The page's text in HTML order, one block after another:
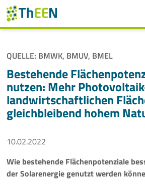
Navigation überspringen
ThEEN
Services
Mitglieder
Aktivitäten
Veranstaltungen
QUELLE: BMWK, BMUV, BMEL
Bestehende
nutzen: Mehr
landwirtschaftlichen
gleichbleibend hohem
10.02.2022
Wie bestehende Flächenpotenziale
der Solarenergie genutzt werden